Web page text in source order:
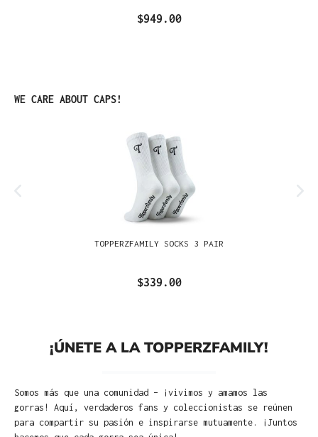
$949.00
Omitir la galería de productos
WE CARE ABOUT CAPS!
TOPPERZFAMILY SOCKS 3 PAIR
$339.00
¡ÚNETE A LA TOPPERZFAMILY!
Somos más que una comunidad – ¡vivimos y amamos las
gorras! Aquí, verdaderos fans y coleccionistas se reúnen
para compartir su pasión e inspirarse mutuamente. ¡Juntos